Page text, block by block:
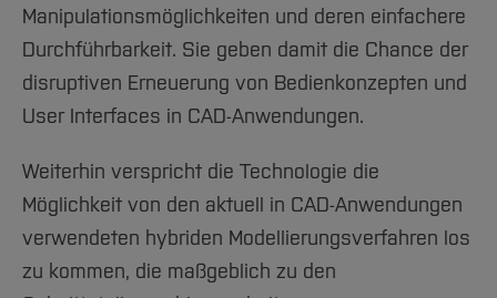
Manipulationsmöglichkeiten und deren einfachere
Durchführbarkeit. Sie geben damit die Chance der
disruptiven Erneuerung von Bedienkonzepten und
User Interfaces in CAD-Anwendungen.
Weiterhin verspricht die Technologie die
Möglichkeit von den aktuell in CAD-Anwendungen
verwendeten hybriden Modellierungsverfahren los
zu kommen, die maßgeblich zu den